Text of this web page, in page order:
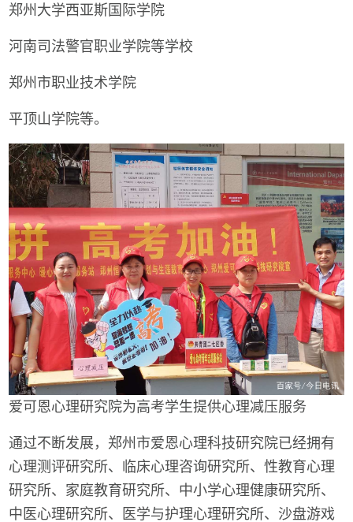
郑州大学西亚斯国际学院
河南司法警官职业学院等学校
郑州市职业技术学院
平顶山学院等。
爱可恩心理研究院为高考学生提供心理减压服务
通过不断发展，郑州市爱恩心理科技研究院已经拥有
心理测评研究所、临床心理咨询研究所、性教育心理
研究所、家庭教育研究所、中小学心理健康研究所、
中医心理研究所、医学与护理心理研究所、沙盘游戏